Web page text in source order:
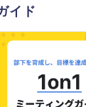
イド